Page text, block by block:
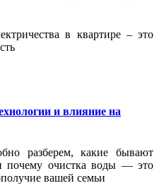
в квартире – это
и влияние на
разберем, какие бывают
почему очистка воды — это
вашей семьи